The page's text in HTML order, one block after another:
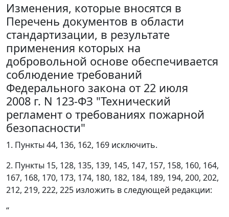
Изменения, которые вносятся в
Перечень документов в области
стандартизации, в результате
применения которых на
добровольной основе обеспечивается
соблюдение требований
Федерального закона от 22 июля
2008 г. N 123-ФЗ "Технический
регламент о требованиях пожарной
безопасности"
1. Пункты 44, 136, 162, 169 исключить.
2. Пункты 15, 128, 135, 139, 145, 147, 157, 158, 160, 164,
167, 168, 170, 173, 174, 180, 182, 184, 189, 194, 200, 202,
212, 219, 222, 225 изложить в следующей редакции:
“